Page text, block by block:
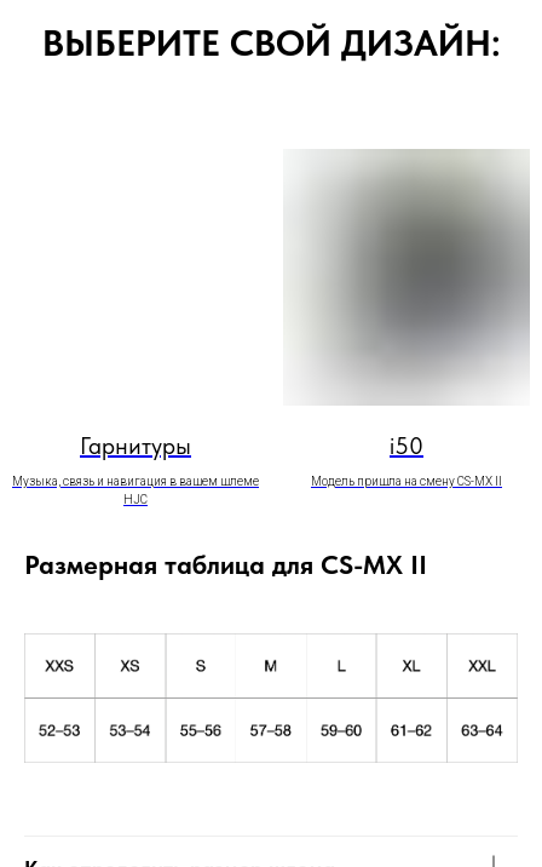
ВЫБЕРИТЕ СВОЙ ДИЗАЙН:
Гарнитуры
Музыка, связь и навигация в вашем шлеме
HJC
i50
Модель пришла на смену CS-MX II
Размерная таблица для CS-MX II